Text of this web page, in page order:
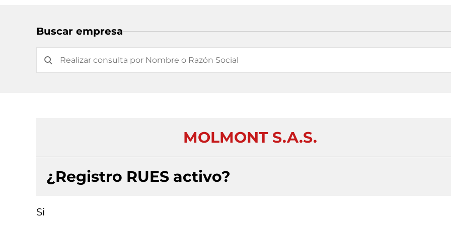
Buscar empresa
MOLMONT S.A.S.
¿Registro RUES activo?
Si